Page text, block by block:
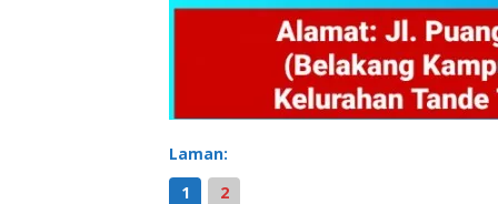
Laman:
1
2